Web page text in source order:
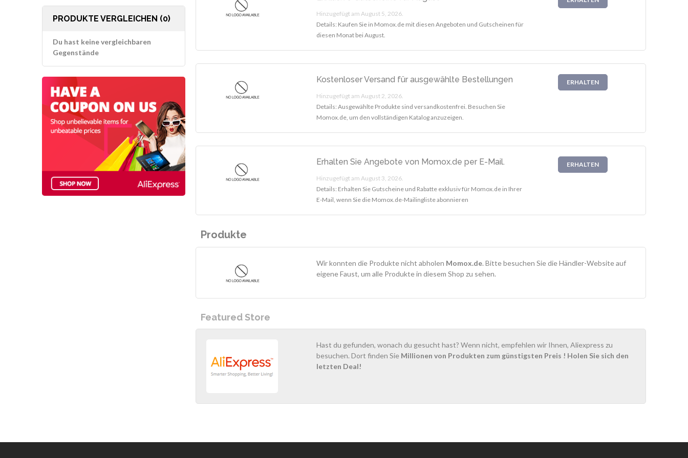
Hinzugefügt am August 5, 2026.
Details: Kaufen Sie in Momox.de mit diesen Angeboten und Gutscheinen für
diesen Monat bei August.
Kostenloser Versand für ausgewählte Bestellungen
Hinzugefügt am August 2, 2026.
Details: Ausgewählte Produkte sind versandkostenfrei. Besuchen Sie
Momox.de, um den vollständigen Katalog anzuzeigen.
ERHALTEN
Erhalten Sie Angebote von Momox.de per E-Mail.
Hinzugefügt am August 3, 2026.
Details: Erhalten Sie Gutscheine und Rabatte exklusiv für Momox.de in Ihrer
E-Mail, wenn Sie die Momox.de-Mailingliste abonnieren
ERHALTEN
Produkte
Wir konnten die Produkte nicht abholen Momox.de. Bitte besuchen Sie die Händler-Website auf
eigene Faust, um alle Produkte in diesem Shop zu sehen.
Featured Store
Hast du gefunden, wonach du gesucht hast? Wenn nicht, empfehlen wir Ihnen, Aliexpress zu
besuchen. Dort finden Sie Millionen von Produkten zum günstigsten Preis ! Holen Sie sich den
letzten Deal!
PRODUKTE VERGLEICHEN (0)
Du hast keine vergleichbaren
Gegenstände